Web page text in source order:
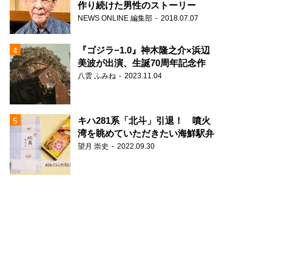
作り続けた男性のストーリー
NEWS ONLINE 編集部 2018.07.07
『ゴジラ−1.0』神木隆之介×浜辺
美波が出演、生誕70周年記念作
八雲 ふみね 2023.11.04
キハ281系「北斗」引退！ 噴火
湾を眺めていただきたい海鮮駅弁
望月 崇史 2022.09.30